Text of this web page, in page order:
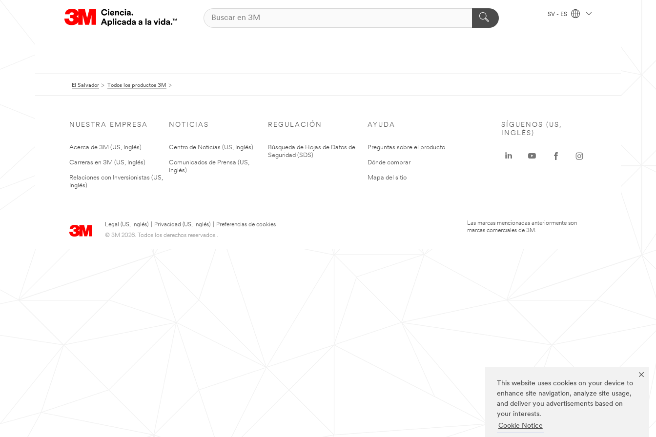
This website uses cookies on your device to
enhance site navigation, analyze site usage,
and deliver you advertisements based on
your interests.
Cookie Notice
SV - ES
El Salvador Todos los productos 3M
NUESTRA EMPRESA
Acerca de 3M (US, Inglés)
Carreras en 3M (US, Inglés)
Relaciones con Inversionistas (US,
Inglés)
NOTICIAS
Centro de Noticias (US, Inglés)
Comunicados de Prensa (US,
Inglés)
REGULACIÓN
Búsqueda de Hojas de Datos de
Seguridad (SDS)
AYUDA
Preguntas sobre el producto
Dónde comprar
Mapa del sitio
Legal (US, Inglés) Privacidad (US, Inglés)
Preferencias de cookies
© 3M 2026. Todos los derechos reservados..
SÍGUENOS (US,
INGLÉS)
Las marcas mencionadas anteriormente son
marcas comerciales de 3M.